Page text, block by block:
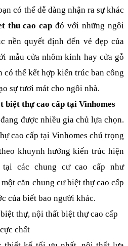
có thể dễ dàng nhận ra sự khác
thu cao cap đó với những ngôi
nền quyết định đến vẻ đẹp của
mẫu cửa nhôm kính hay cửa gỗ
có thể kết hợp kiến trúc ban công
sự tươi mát cho ngôi nhà.
biệt thự cao cấp tại Vinhomes
được nhiều gia chủ lựa chọn.
cao cấp tại Vinhomes chú trọng
khuynh hướng kiến trúc hiện
các chung cư cao cấp như
căn chung cư biệt thự cao cấp
của biết bao người khác.